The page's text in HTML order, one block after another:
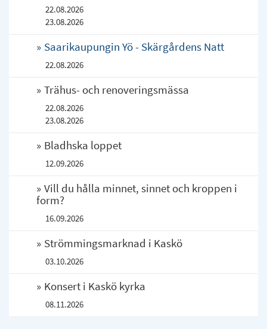
22.08.2026
23.08.2026
Saarikaupungin Yö - Skärgårdens Natt
22.08.2026
Trähus- och renoveringsmässa
22.08.2026
23.08.2026
Bladhska loppet
12.09.2026
Vill du hålla minnet, sinnet och kroppen i
form?
16.09.2026
Strömmingsmarknad i Kaskö
03.10.2026
Konsert i Kaskö kyrka
08.11.2026